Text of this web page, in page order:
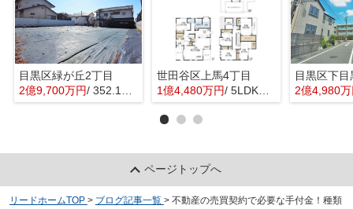
目黒区緑が丘2丁目
2億9,700万円/ 352.16㎡
世田谷区上馬4丁目
1億4,480万円/ 5LDK＋1S(納戸)
目黒区下
2億4,980
ページトップへ
リードホームTOP > ブログ記事一覧 > 不動産の売買契約で必要な手付金！種類